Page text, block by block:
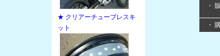
★ クリアーチューブレスキ
ット
・
・